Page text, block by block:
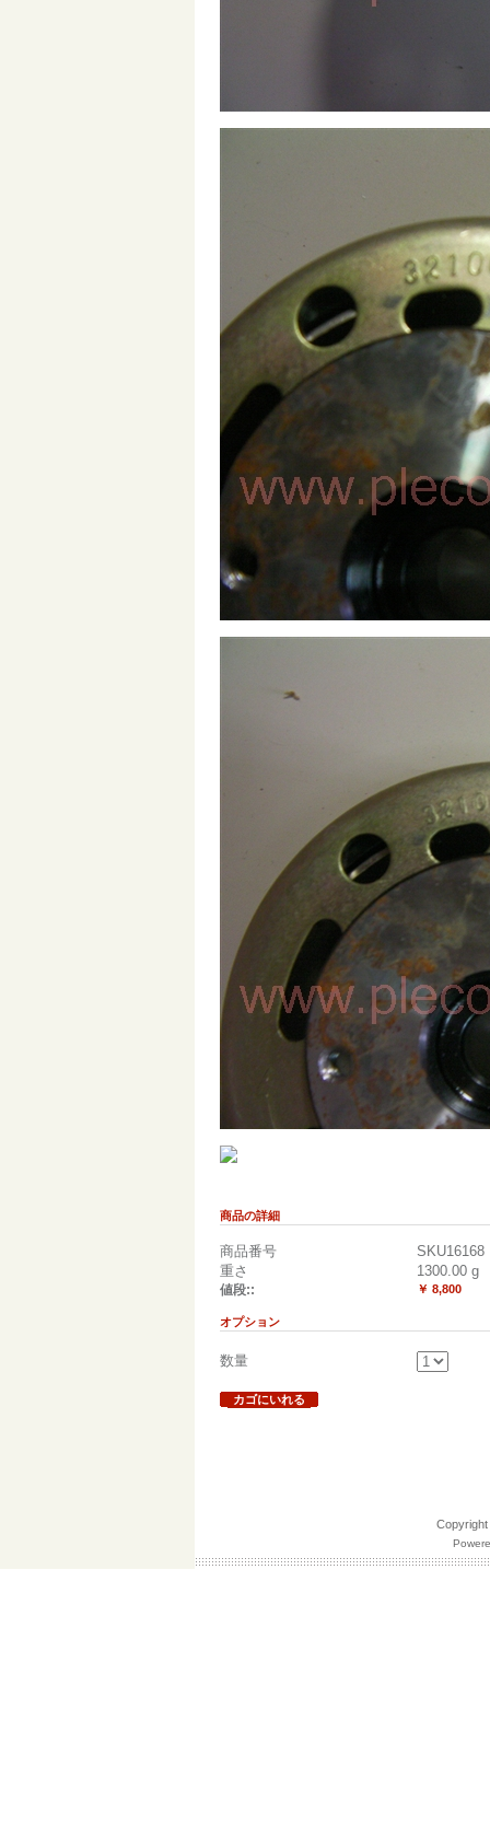
商品の詳細
商品番号
SKU16168
重さ
1300.00 g
値段:: ￥ 8,800
オプション
数量
カゴにいれる